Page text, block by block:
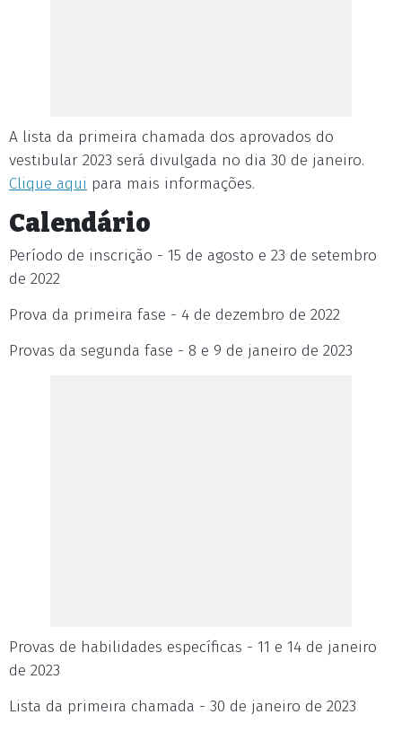
A lista da primeira chamada dos aprovados do
vestibular 2023 será divulgada no dia 30 de janeiro.
Clique aqui para mais informações.
Calendário
Período de inscrição - 15 de agosto e 23 de setembro
de 2022
Prova da primeira fase - 4 de dezembro de 2022
Provas da segunda fase - 8 e 9 de janeiro de 2023
Provas de habilidades específicas - 11 e 14 de janeiro
de 2023
Lista da primeira chamada - 30 de janeiro de 2023